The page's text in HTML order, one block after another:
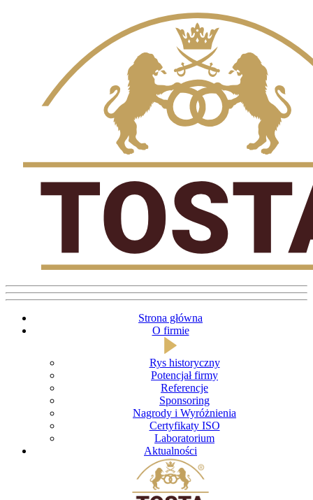
Strona główna
O firmie
Rys historyczny
Potencjał firmy
Referencje
Sponsoring
Nagrody i Wyróżnienia
Certyfikaty ISO
Laboratorium
Aktualności